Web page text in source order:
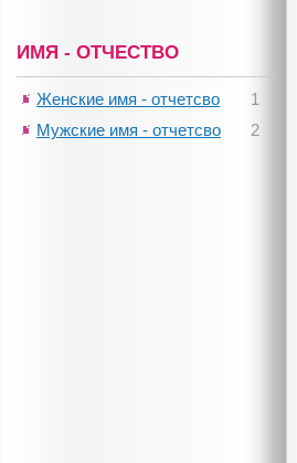
ИМЯ - ОТЧЕСТВО
1
Женские имя - отчетсво
2
Мужские имя - отчетсво